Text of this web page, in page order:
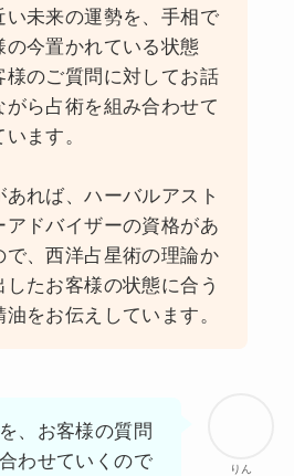
い未来の運勢を、手相で
の今置かれている状態
様のご質問に対してお話
がら占術を組み合わせて
ます。
あれば、ハーバルアスト
アドバイザーの資格があ
で、西洋占星術の理論か
したお客様の状態に合う
油をお伝えしています。
りん
、お客様の質問
わせていくので